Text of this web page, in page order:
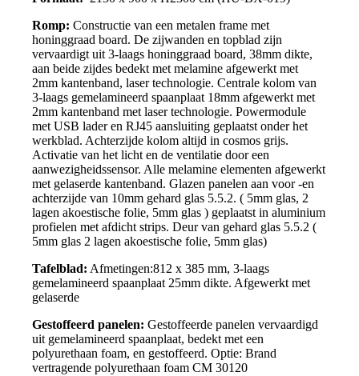
Romp: Constructie van een metalen frame met
honinggraad board. De zijwanden en topblad zijn
vervaardigt uit 3-laags honinggraad board, 38mm dikte,
aan beide zijdes bedekt met melamineafgewerkt met
2mm kantenband, laser technologie. Centrale kolom van
3-laags gemelamineerd spaanplaat 18mm afgewerkt met
2mm kantenband met laser technologie. Powermodule
met USB lader en RJ45 aansluiting geplaatst onder het
werkblad. Achterzijde kolom altijd in cosmos grijs.
Activatie van het licht en de ventilatie door een
aanwezigheidssensor. Alle melamine elementen afgewerkt
met gelaserde kantenband. Glazen panelen aan voor -en
achterzijde van 10mm gehard glas 5.5.2. ( 5mm glas, 2
lagen akoestische folie, 5mm glas ) geplaatst in aluminium
profielen met afdicht strips. Deur van gehard glas 5.5.2 (
5mm glas 2 lagen akoestische folie, 5mm glas)
Tafelblad: Afmetingen:812 x 385 mm, 3-laags
gemelamineerd spaanplaat 25mm dikte. Afgewerkt met
gelaserde
Gestoffeerd panelen: Gestoffeerde panelen vervaardigd
uit gemelamineerd spaanplaat, bedekt met een
polyurethaan foam, en gestoffeerd. Optie: Brand
vertragende polyurethaan foam CM 30120